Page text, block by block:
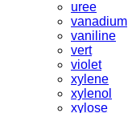
uree
vanadium
vaniline
vert
violet
xylene
xylenol
xylose